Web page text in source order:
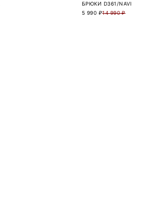
БРЮКИ D361/NAVI
14 990 ₽
5 990 ₽